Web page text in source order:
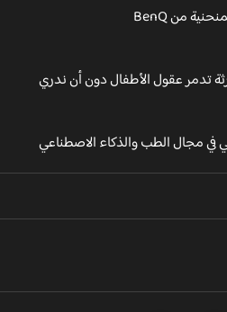
تدمر عقول الأطفال دون أن ندري